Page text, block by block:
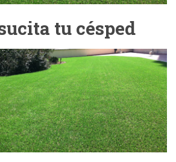
tu césped